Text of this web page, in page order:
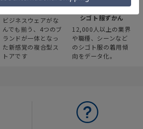
スーツスクエア
ビジネスウェアがな
んでも揃う、4つのブ
ランドが一体となっ
た新感覚の複合型ス
トアです
みんなの
シゴト服ずかん
12,000人以上の業界
や職種、シーンなど
のシゴト服の着用傾
向をデータ化。